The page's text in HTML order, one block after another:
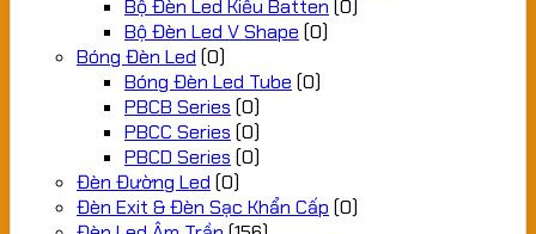
Bộ Đèn Led Kiểu Batten (0)
Bộ Đèn Led V Shape (0)
Bóng Đèn Led (0)
Bóng Đèn Led Tube (0)
PBCB Series (0)
PBCC Series (0)
PBCD Series (0)
Đèn Đường Led (0)
Đèn Exit & Đèn Sạc Khẩn Cấp (0)